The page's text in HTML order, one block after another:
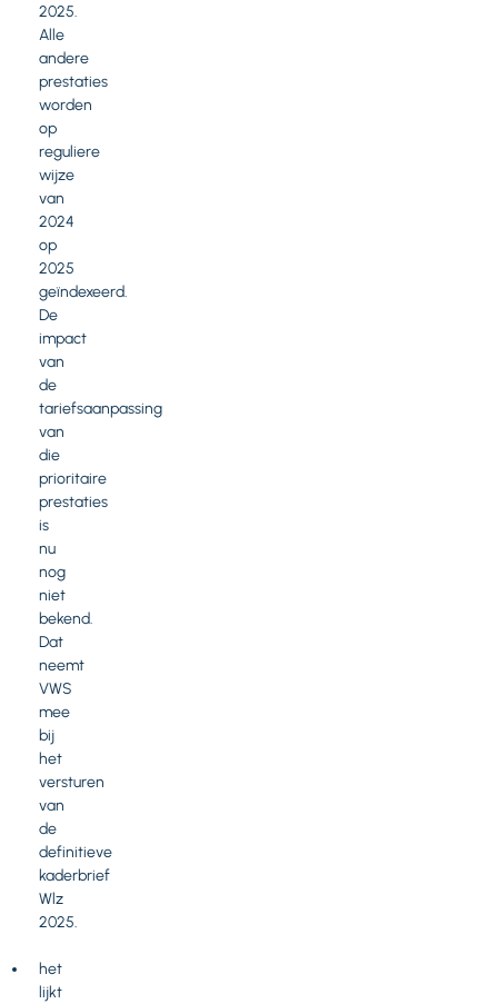
2025.
Alle
andere
prestaties
worden
op
reguliere
wijze
van
2024
op
2025
geïndexeerd.
De
impact
van
de
tariefsaanpassing
van
die
prioritaire
prestaties
is
nu
nog
niet
bekend.
Dat
neemt
VWS
mee
bij
het
versturen
van
de
definitieve
kaderbrief
Wlz
2025.
het
lijkt